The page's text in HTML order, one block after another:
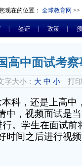
现在的位置： 全球教育网 >>
签证 政策
高中面试考察
大小： 大 中 小 打
科，还是上高中
中，视频面试是
行。学生在面试前
时间之后进行视